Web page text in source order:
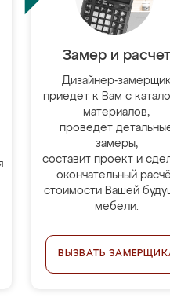
Замер и расчет
Дизайнер-замерщик
приедет к Вам с
материалов,
проведёт
замеры,
составит проект и
окончательный
стоимости Вашей
мебели.
ВЫЗВАТЬ